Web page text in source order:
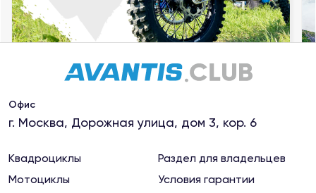
04 августа 2023
мотоцикл стреляет в глушитель?
Офис
г. Москва, Дорожная улица, дом 3, кор. 6
Квадроциклы
Мотоциклы
Раздел для владельцев
Условия гарантии